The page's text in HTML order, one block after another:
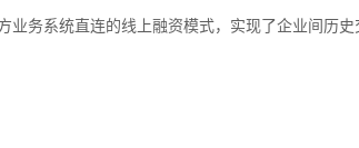
务系统直连的线上融资模式，实现了企业间历